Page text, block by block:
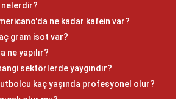
nelerdir?
ne kadar kafein var?
gram isot var?
ne yapılır?
sektörlerde yaygındır?
kaç yaşında profesyonel olur?